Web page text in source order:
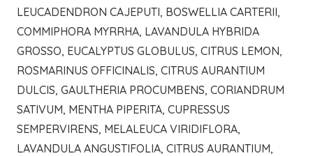
LEUCADENDRON CAJEPUTI, BOSWELLIA CARTERII,
COMMIPHORA MYRRHA, LAVANDULA HYBRIDA
GROSSO, EUCALYPTUS GLOBULUS, CITRUS LEMON,
ROSMARINUS OFFICINALIS, CITRUS AURANTIUM
DULCIS, GAULTHERIA PROCUMBENS, CORIANDRUM
SATIVUM, MENTHA PIPERITA, CUPRESSUS
SEMPERVIRENS, MELALEUCA VIRIDIFLORA,
LAVANDULA ANGUSTIFOLIA, CITRUS AURANTIUM,